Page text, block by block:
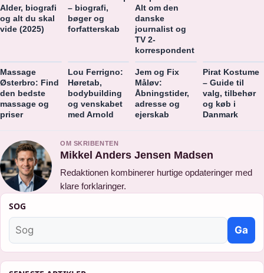
Alder, biografi
og alt du skal
vide (2025)
– biografi,
bøger og
forfatterskab
Alt om den
danske
journalist og
TV 2-
korrespondent
Massage
Østerbro: Find
den bedste
massage og
priser
Lou Ferrigno:
Høretab,
bodybuilding
og venskabet
med Arnold
Jem og Fix
Måløv:
Åbningstider,
adresse og
ejerskab
Pirat Kostume
– Guide til
valg, tilbehør
og køb i
Danmark
OM SKRIBENTEN
Mikkel Anders Jensen Madsen
Redaktionen kombinerer hurtige opdateringer med
klare forklaringer.
SOG
Ga